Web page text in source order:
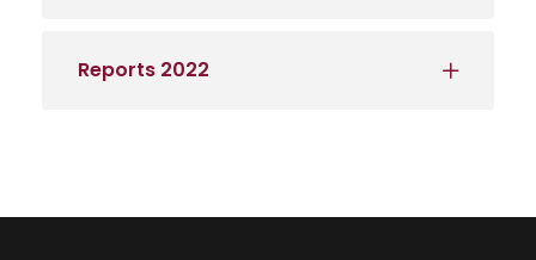
Reports 2022